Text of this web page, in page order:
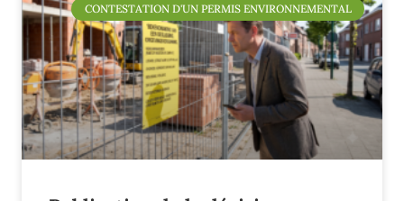
CONTESTATION D'UN PERMIS ENVIRONNEMENTAL